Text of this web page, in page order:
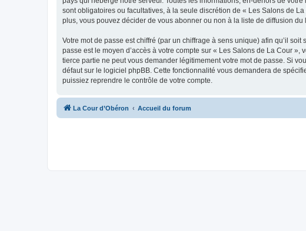
sont obligatoires ou facultatives, à la seule discrétion de « Les Salons de
plus, vous pouvez décider de vous abonner ou non à la liste de diffusion
Votre mot de passe est chiffré (par un chiffrage à sens unique) afin qu’il
passe est le moyen d’accès à votre compte sur « Les Salons de La Cour
tierce partie ne peut vous demander légitimement votre mot de passe. Si
défaut sur le logiciel phpBB. Cette fonctionnalité vous demandera de
puissiez reprendre le contrôle de votre compte.
La Cour d’Obéron Accueil du forum